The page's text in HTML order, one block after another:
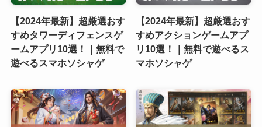
【2024年最新】超厳選おす
すめタワーディフェンスゲ
ームアプリ10選！｜無料で
遊べるスマホソシャゲ
【2024年最新】超厳選おす
すめアクションゲームアプ
リ10選！｜無料で遊べるス
マホソシャゲ